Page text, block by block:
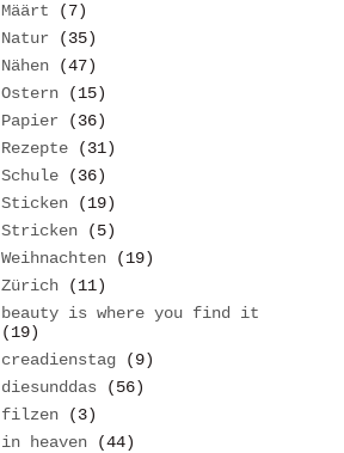
Määrt
(7)
Natur
(35)
Nähen
(47)
Ostern
(15)
Papier
(36)
Rezepte
(31)
Schule
(36)
Sticken
(19)
Stricken
(5)
Weihnachten
(19)
Zürich
(11)
beauty is where you find it
(19)
creadienstag
(9)
diesunddas
(56)
filzen
(3)
in heaven
(44)